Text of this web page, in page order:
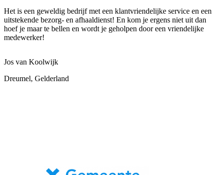
Het is een geweldig bedrijf met een klantvriendelijke service en een
uitstekende bezorg- en afhaaldienst! En kom je ergens niet uit dan
hoef je maar te bellen en wordt je geholpen door een vriendelijke
medewerker!
Jos van Koolwijk
Dreumel, Gelderland